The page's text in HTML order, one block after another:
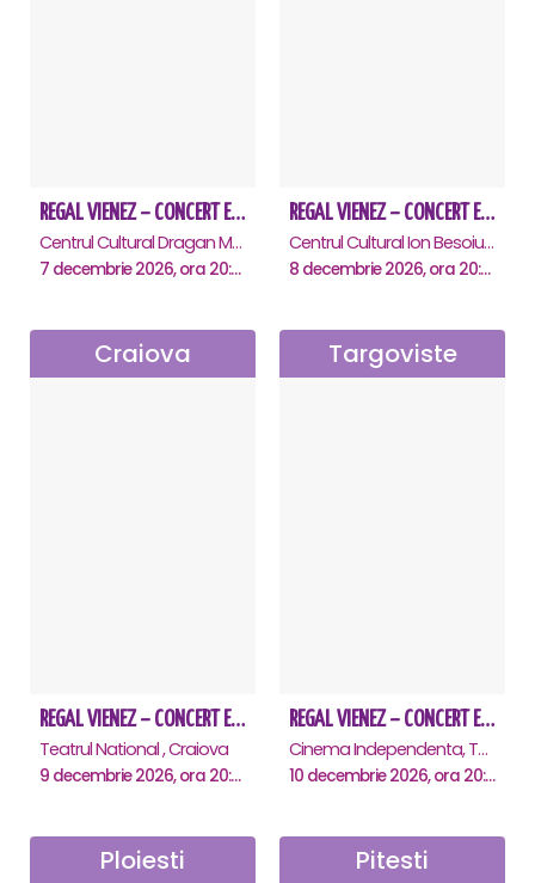
REGAL VIENEZ – CONCERT EXTRAORDINAR DE CRACIUN - Deva
Centrul Cultural Dragan Muntean, Deva
7 decembrie 2026, ora 20:00
REGAL VIENEZ – CONCERT EXTRAORDINAR DE CRACIUN - Sibiu
Centrul Cultural Ion Besoiu ( Casa de Cultura a Sindicatelor ), Sibiu
8 decembrie 2026, ora 20:00
Craiova
REGAL VIENEZ – CONCERT EXTRAORDINAR DE CRACIUN - Craiova
Teatrul National , Craiova
9 decembrie 2026, ora 20:00
Targoviste
REGAL VIENEZ – CONCERT EXTRAORDINAR DE CRACIUN - Targoviste
Cinema Independenta, Targoviste
10 decembrie 2026, ora 20:00
Ploiesti Pitesti